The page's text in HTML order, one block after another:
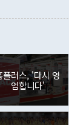
'에 대해 "이상
을 언급하
해서도 조 장관
지 않았다"고
율을 거치지
사용, 9·19 군
이 아니어서 월
고를 듣고 난
로 배당지급이
자에서는 내국
억3000만달러
가 이어졌다. 외
억1000만달러
기록을 다시
자금 유입에도
플러스, '다시 영
업합니다'